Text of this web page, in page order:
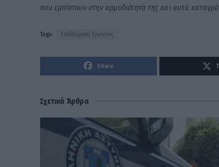
που εμπίπτουν στην αρμοδιότητά της και αυτά
Tags: Επιθεώρηση Εργασίας
Share
Σχετικά Άρθρα